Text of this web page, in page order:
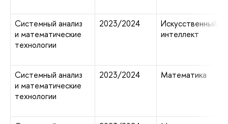
Системный анализ
и математические
технологии
2023/2024
Искусственный
интеллект
Системный анализ
и математические
технологии
2023/2024 Математика